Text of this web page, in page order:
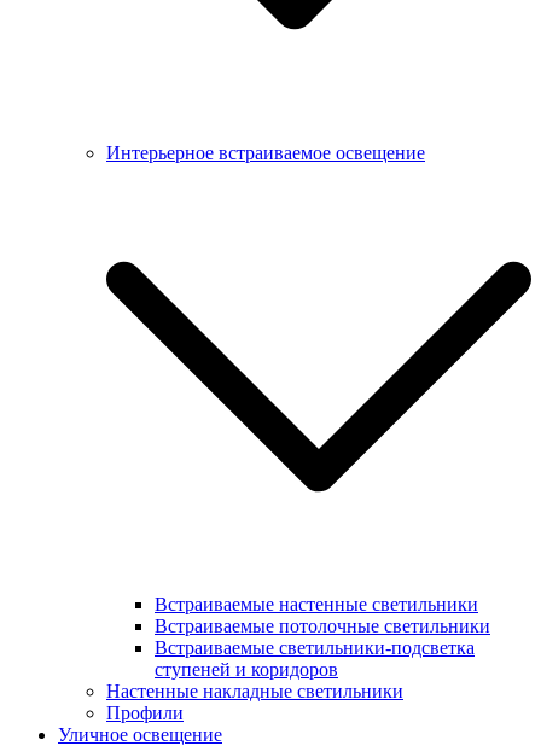
Интерьерное встраиваемое освещение
Встраиваемые настенные светильники
Встраиваемые потолочные светильники
Встраиваемые светильники-подсветка
ступеней и коридоров
Настенные накладные светильники
Профили
Уличное освещение